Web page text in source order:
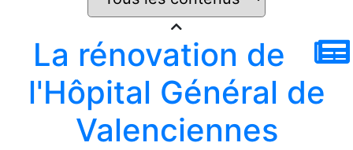
La rénovation de
l'Hôpital Général de
Valenciennes